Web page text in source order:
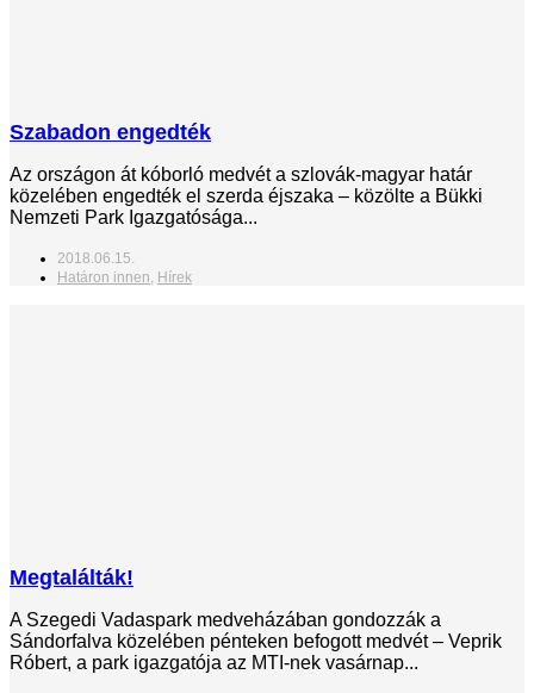
Szabadon engedték
Az országon át kóborló medvét a szlovák-magyar határ
közelében engedték el szerda éjszaka – közölte a Bükki
Nemzeti Park Igazgatósága...
2018.06.15.
Határon innen Hírek
Megtalálták!
A Szegedi Vadaspark medveházában gondozzák a
Sándorfalva közelében pénteken befogott medvét – Veprik
Róbert, a park igazgatója az MTI-nek vasárnap...